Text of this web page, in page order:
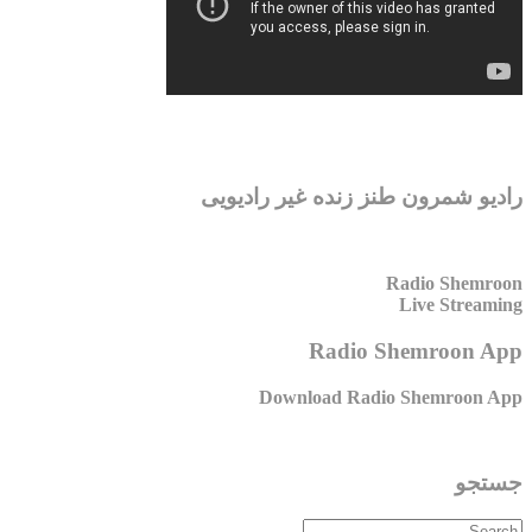
رادیو شمرون طنز زنده غیر رادیویی
Radio Shemroon
Live Streaming
Radio Shemroon App
Download Radio Shemroon App
جستجو